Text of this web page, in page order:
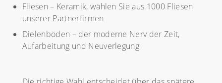
Fliesen – Keramik, wählen Sie aus 1000 Fliesen
unserer Partnerfirmen
Dielenböden – der moderne Nerv der Zeit,
Aufarbeitung und Neuverlegung